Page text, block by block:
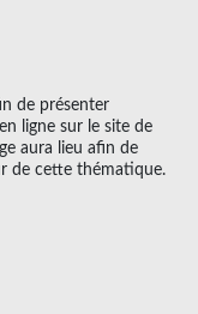
de présenter
ligne sur le site de
aura lieu afin de
de cette thématique.